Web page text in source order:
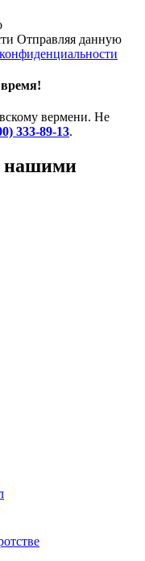
Отправляя данную
вермени. Не
333-89-13.
нашими